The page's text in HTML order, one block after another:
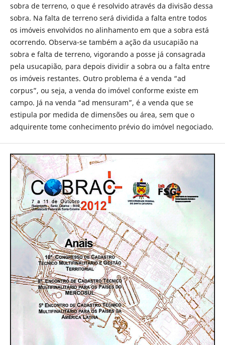
sobra de terreno, o que é resolvido através da divisão dessa
sobra. Na falta de terreno será dividida a falta entre todos
os imóveis envolvidos no alinhamento em que a sobra está
ocorrendo. Observa-se também a ação da usucapião na
sobra e falta de terreno, vigorando a posse já consagrada
pela usucapião, para depois dividir a sobra ou a falta entre
os imóveis restantes. Outro problema é a venda “ad
corpus”, ou seja, a venda do imóvel conforme existe em
campo. Já na venda “ad mensuram”, é a venda que se
estipula por medida de dimensões ou área, sem que o
adquirente tome conhecimento prévio do imóvel negociado.